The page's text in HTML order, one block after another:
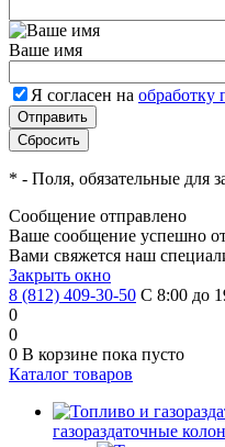
Ваше имя
Я согласен на обработку
* - Поля, обязательные для
Сообщение отправлено
Ваше сообщение успешно
Вами свяжется наш
Закрыть окно
8 (812) 409-30-50 С 8:00 до
0
0
0 В корзине пока пусто
Каталог товаров
газораздаточные